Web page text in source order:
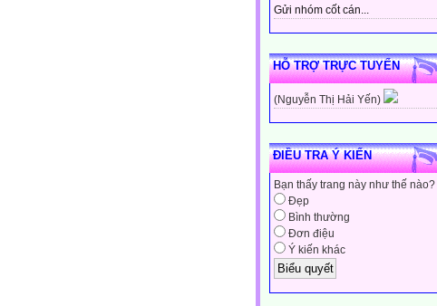
Gửi nhóm cốt cán...
HỖ TRỢ TRỰC TUYẾN
(Nguyễn Thị Hải Yến)
ĐIỀU TRA Ý KIẾN
Bạn thấy trang này như thế nào?
Đẹp
Bình thường
Đơn điệu
Ý kiến khác